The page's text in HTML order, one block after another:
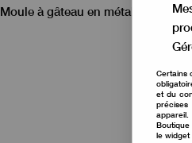
Moule à gâteau en métal Moule
Certains
et du
le widget